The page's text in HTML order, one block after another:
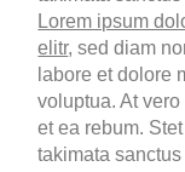
Lorem ipsum
elitr, sed diam
labore et dolore
voluptua. At
et ea rebum.
takimata